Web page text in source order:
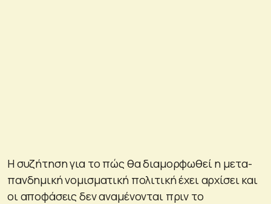
Η συζήτηση για το πώς θα διαμορφωθεί η μετα-
πανδημική νομισματική πολιτική έχει αρχίσει και
οι αποφάσεις δεν αναμένονται πριν το